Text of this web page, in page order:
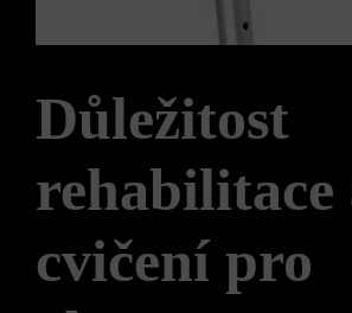
Důležitost
rehabilitace
cvičení pro